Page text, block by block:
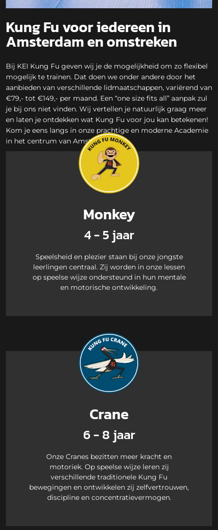
Kung Fu voor iedereen in
Amsterdam en omstreken
Bij KEI Kung Fu geven wij je de mogelijkheid om zo flexibel
mogelijk te trainen. Dat doen we onder andere door het
aanbieden van verschillende lidmaatschappen, variërend van
€79,- tot €149,- per maand. Een “one size fits all” aanpak zul
je bij ons niet vinden. Wij vertellen je natuurlijk graag meer
en laten je ontdekken wat Kung Fu voor jou kan betekenen!
Kom je eens langs in onze prachtige en moderne Academie
in het centrum van Amsterdam?
Monkey
4 - 5 jaar
Speelsheid en plezier staan bij onze jongste
leerlingen centraal. Zij worden in onze lessen
op speelse wijze ondersteund in hun mentale
en motorische ontwikkeling.
Crane
6 - 8 jaar
Onze Cranes bezitten meer kracht en
motoriek. Op speelse wijze leren zij
verschillende traditionele Kung Fu
bewegingen en ontwikkelen zij zelfvertrouwen,
discipline en concentratievermogen.